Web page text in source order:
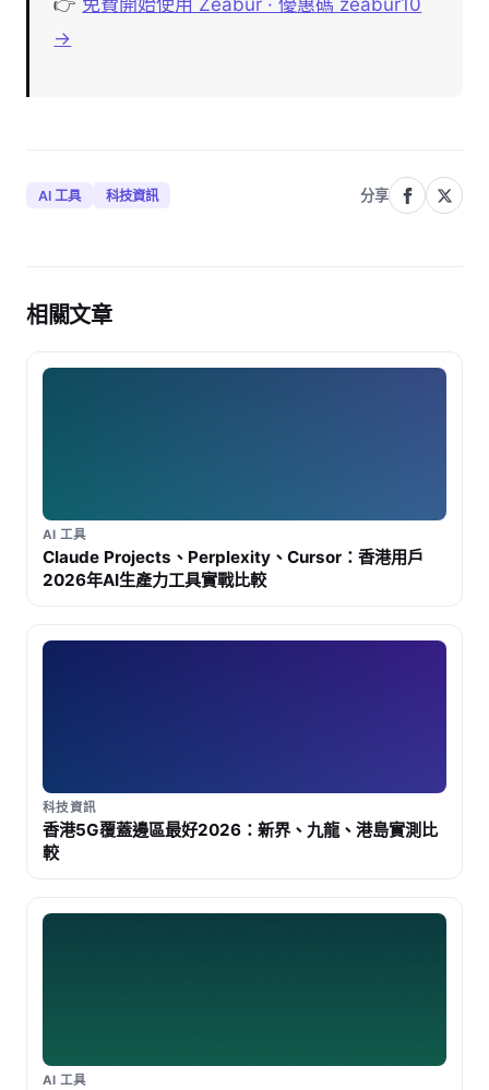
→
AI 工具 科技資訊 分享
相關文章
AI 工具
Claude Projects、Perplexity、Cursor：香港用戶
2026年AI生產力工具實戰比較
科技資訊
香港5G覆蓋邊區最好2026：新界、九龍、港島實測比
較
AI 工具